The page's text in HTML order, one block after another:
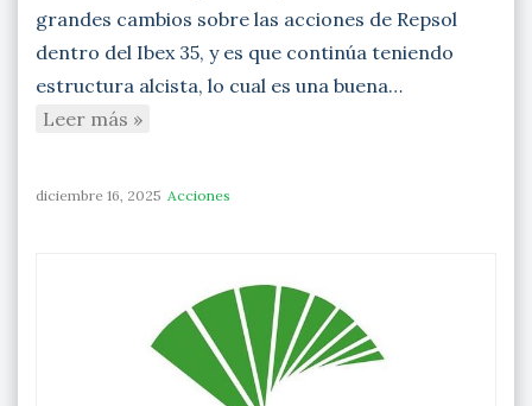
grandes cambios sobre las acciones de Repsol
dentro del Ibex 35, y es que continúa teniendo
estructura alcista, lo cual es una buena…
Leer más »
diciembre 16, 2025 Acciones